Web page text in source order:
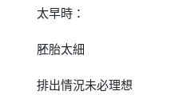
太早時：
胚胎太細
排出情況未必理想